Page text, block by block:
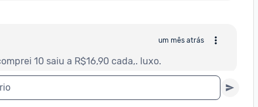
um mês atrás
10 saiu a R$16,90 cada,. luxo.